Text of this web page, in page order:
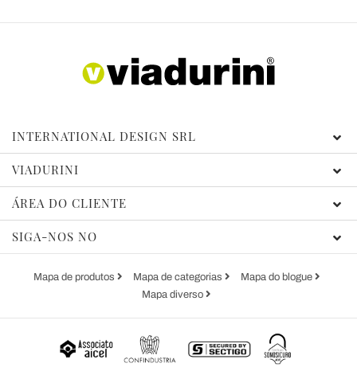
INTERNATIONAL DESIGN SRL
VIADURINI
ÁREA DO CLIENTE
SIGA-NOS NO
Mapa de produtos Mapa de categorias
Mapa do blogue
Mapa diverso